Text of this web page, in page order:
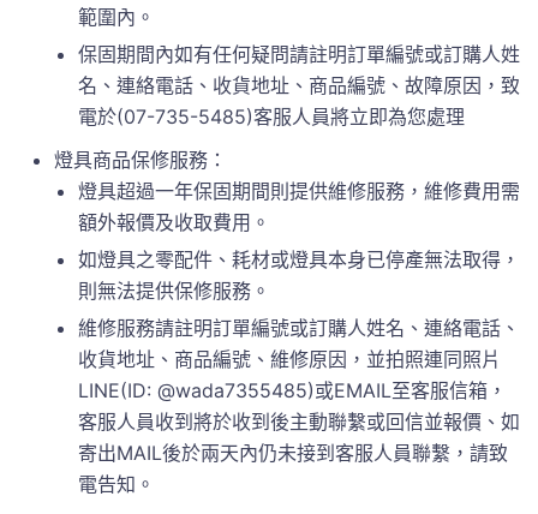
範圍內。
保固期間內如有任何疑問請註明訂單編號或訂購人姓
名、連絡電話、收貨地址、商品編號、故障原因，致
電於(07-735-5485)客服人員將立即為您處理
燈具商品保修服務：
燈具超過一年保固期間則提供維修服務，維修費用需
額外報價及收取費用。
如燈具之零配件、耗材或燈具本身已停產無法取得，
則無法提供保修服務。
維修服務請註明訂單編號或訂購人姓名、連絡電話、
收貨地址、商品編號、維修原因，並拍照連同照片
LINE(ID: @wada7355485)或EMAIL至客服信箱，
客服人員收到將於收到後主動聯繫或回信並報價、如
寄出MAIL後於兩天內仍未接到客服人員聯繫，請致
電告知。